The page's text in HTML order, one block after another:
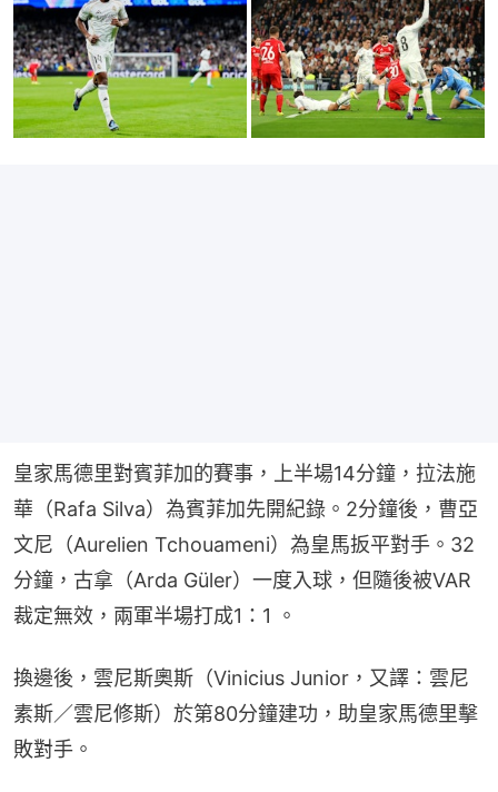
皇家馬德里對賓菲加的賽事，上半場14分鐘，拉法施
華（Rafa Silva）為賓菲加先開紀錄。2分鐘後，曹亞
文尼（Aurelien Tchouameni）為皇馬扳平對手。32
分鐘，古拿（Arda Güler）一度入球，但隨後被VAR
裁定無效，兩軍半場打成1：1 。
換邊後，雲尼斯奧斯（Vinicius Junior，又譯：雲尼
素斯／雲尼修斯）於第80分鐘建功，助皇家馬德里擊
敗對手。